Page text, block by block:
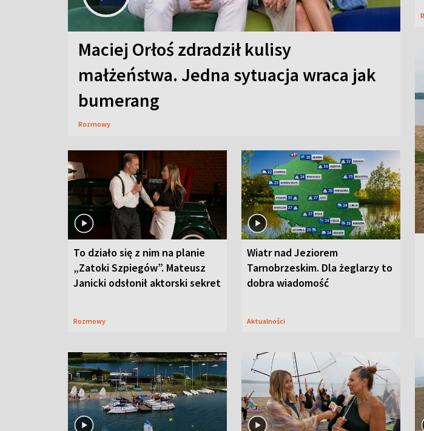
Maciej Orłoś zdradził kulisy
małżeństwa. Jedna sytuacja wraca jak
bumerang
Rozmowy
To działo się z nim na planie
„Zatoki Szpiegów”. Mateusz
Janicki odsłonił aktorski sekret
Rozmowy
Wiatr nad Jeziorem
Tarnobrzeskim. Dla żeglarzy to
dobra wiadomość
Aktualności